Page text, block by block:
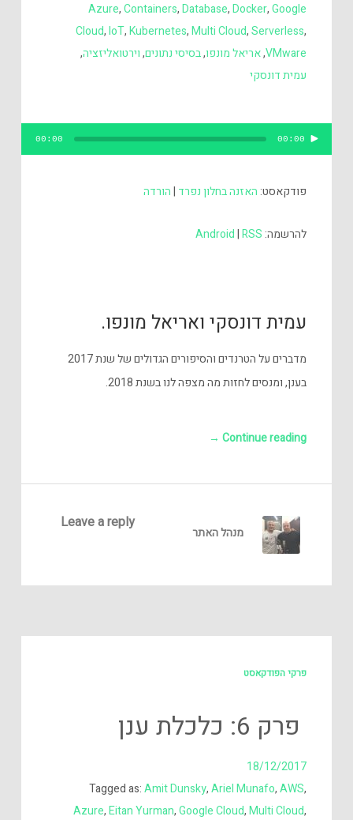
Azure,Containers,Database,Docker,Google
Cloud,IoT,Kubernetes,Multi Cloud,Serverless,
VMware
,אריאל מונפו,בסיסי נתונים,וירטואליזציה,
עמית דונסקי
00:00
00:00
פודקאסט: האזנה בחלון נפרד |הורדה
להרשמה: Android|RSS
עמית דונסקי ואריאל מונפו.
מדברים על הטרנדים והסיפורים הגדולים של שנת 2017
בענן, ומנסים לחזות מה מצפה לנו בשנת 2018.
Continue reading
→
Leave a reply
מנהל האתר
פרקי הפודקאסט
פרק 6: כלכלת ענן
18/12/2017
Tagged as:Amit Dunsky,Ariel Munafo,AWS,
Azure,Eitan Yurman,Google Cloud,Multi Cloud,